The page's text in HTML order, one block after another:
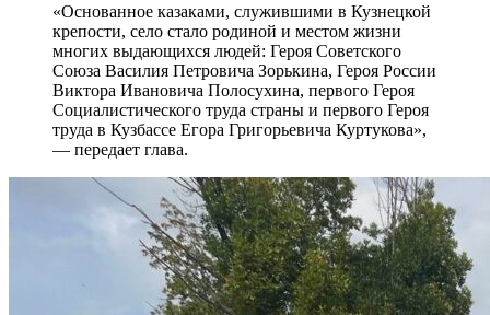
«Основанное казаками, служившими в Кузнецкой
крепости, село стало родиной и местом жизни
многих выдающихся людей: Героя Советского
Союза Василия Петровича Зорькина, Героя России
Виктора Ивановича Полосухина, первого Героя
Социалистического труда страны и первого Героя
труда в Кузбассе Егора Григорьевича Куртукова»,
— передает глава.